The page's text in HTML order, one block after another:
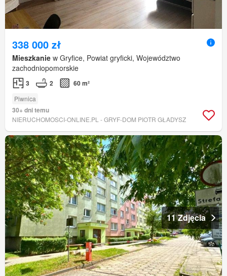
338 000 zł
Mieszkanie w Gryfice, Powiat gryficki, Województwo
zachodniopomorskie
3 2 60 m²
Piwnica
30+ dni temu
NIERUCHOMOSCI-ONLINE.PL - GRYF-DOM PIOTR GŁADYSZ
11 Zdjęcia